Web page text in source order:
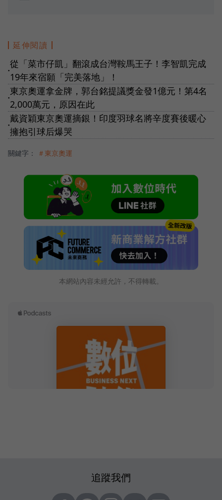
延伸閱讀
●
從「菜市仔凱」翻滾成台灣鞍馬王子！李智凱完成
19年來宿願「完美落地」！
●
東京奧運拿金牌，郭台銘提議獎金發1億元！第4名
2,000萬元，原因在此
●
戴資穎東京奧運摘銀！印度羽球名將辛度賽後暖心
擁抱引球后爆哭
關鍵字： ＃東京奧運
本網站內容未經允許，不得轉載。
追蹤我們